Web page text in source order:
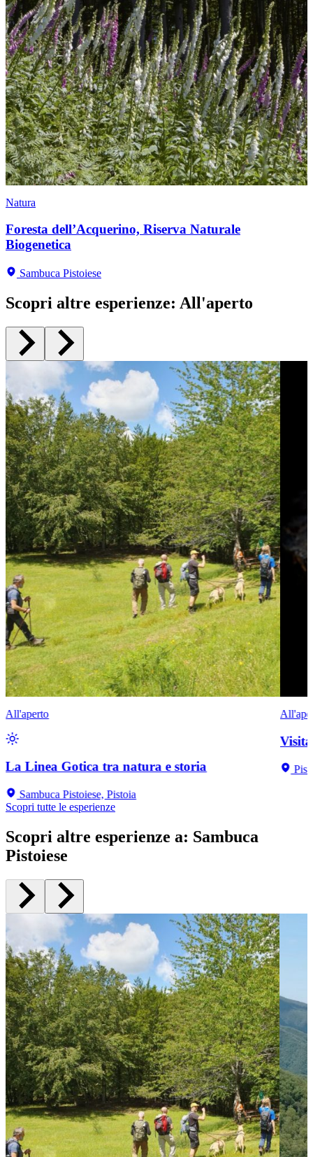
Natura
Foresta dell’Acquerino, Riserva Naturale
Biogenetica
Sambuca Pistoiese
Scopri altre esperienze: All'aperto
All'aperto
La Linea Gotica tra natura e storia
Sambuca Pistoiese, Pistoia
Scopri tutte le esperienze
Scopri altre esperienze a: Sambuca
Pistoiese